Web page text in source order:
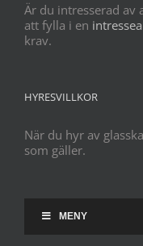
Är du intresserad av
att fylla i en
krav.
HYRESVILLKOR
När du hyr av
som gäller.
MENY